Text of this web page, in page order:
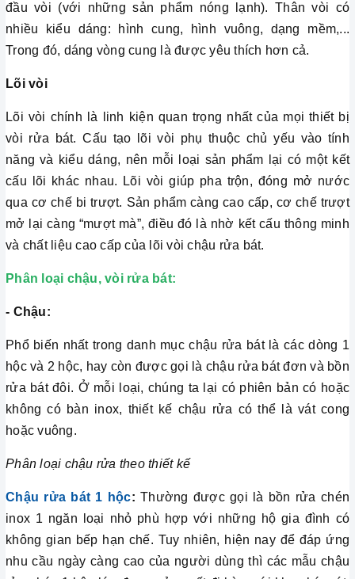
đầu vòi (với những sản phẩm nóng lạnh). Thân vòi có
nhiều kiểu dáng: hình cung, hình vuông, dạng mềm,...
Trong đó, dáng vòng cung là được yêu thích hơn cả.
Lõi vòi
Lõi vòi chính là linh kiện quan trọng nhất của mọi thiết bị
vòi rửa bát. Cấu tạo lõi vòi phụ thuộc chủ yếu vào tính
năng và kiểu dáng, nên mỗi loại sản phẩm lại có một kết
cấu lõi khác nhau. Lõi vòi giúp pha trộn, đóng mở nước
qua cơ chế bi trượt. Sản phẩm càng cao cấp, cơ chế trượt
mở lại càng “mượt mà”, điều đó là nhờ kết cấu thông minh
và chất liệu cao cấp của lõi vòi chậu rửa bát.
Phân loại chậu, vòi rửa bát:
- Chậu:
Phổ biến nhất trong danh mục chậu rửa bát là các dòng 1
hộc và 2 hộc, hay còn được gọi là chậu rửa bát đơn và bồn
rửa bát đôi. Ở mỗi loại, chúng ta lại có phiên bản có hoặc
không có bàn inox, thiết kế chậu rửa có thể là vát cong
hoặc vuông.
Phân loại chậu rửa theo thiết kế
Chậu rửa bát 1 hộc: Thường được gọi là bồn rửa chén
inox 1 ngăn loại nhỏ phù hợp với những hộ gia đình có
không gian bếp hạn chế. Tuy nhiên, hiện nay để đáp ứng
nhu cầu ngày càng cao của người dùng thì các mẫu chậu